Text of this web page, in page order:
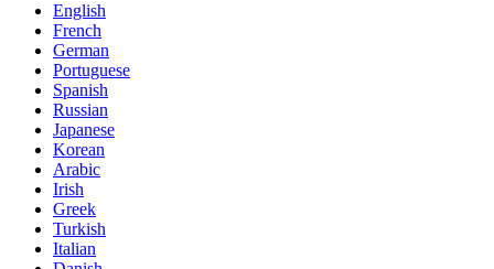
English
French
German
Portuguese
Spanish
Russian
Japanese
Korean
Arabic
Irish
Greek
Turkish
Italian